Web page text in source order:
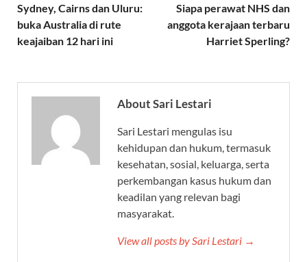
Sydney, Cairns dan Uluru:
buka Australia di rute
keajaiban 12 hari ini
Siapa perawat NHS dan
anggota kerajaan terbaru
Harriet Sperling?
About Sari Lestari
Sari Lestari mengulas isu
kehidupan dan hukum, termasuk
kesehatan, sosial, keluarga, serta
perkembangan kasus hukum dan
keadilan yang relevan bagi
masyarakat.
View all posts by Sari Lestari →